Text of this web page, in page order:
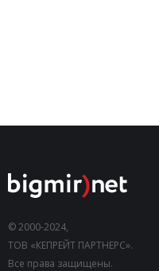
© 2000-2024,
ТОВ «КЕПРЕЙТ ПАРТНЕРС».
Все права защищены.